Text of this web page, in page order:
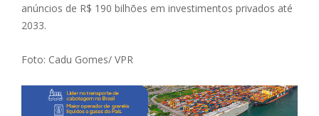
anúncios de R$ 190 bilhões em investimentos privados até
2033.
Foto: Cadu Gomes/ VPR